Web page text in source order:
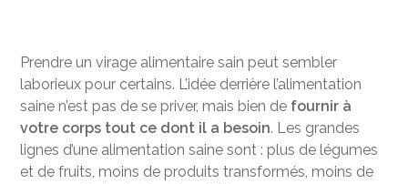
Prendre un virage alimentaire sain peut sembler
laborieux pour certains. L’idée derrière l’alimentation
saine n’est pas de se priver, mais bien de fournir à
votre corps tout ce dont il a besoin. Les grandes
lignes d’une alimentation saine sont : plus de légumes
et de fruits, moins de produits transformés, moins de